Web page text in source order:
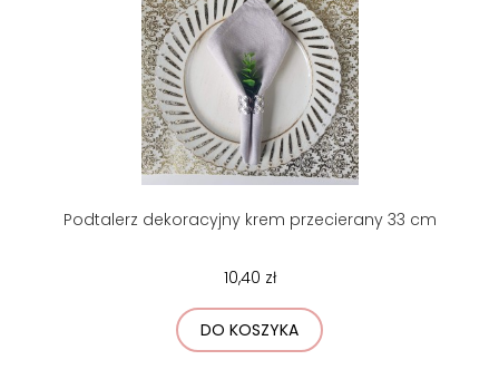
Podtalerz dekoracyjny krem przecierany 33 cm
10,40 zł
DO KOSZYKA